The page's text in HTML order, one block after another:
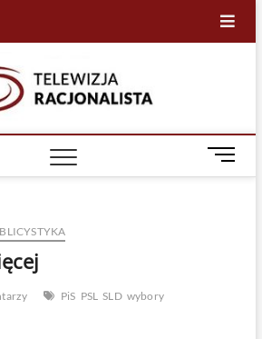
M
e
PiS PSL SLD wybory